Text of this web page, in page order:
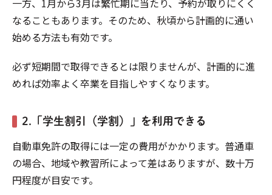
一方、1月から3月は繁忙期に当たり、予約が取りにくく
なることもあります。そのため、秋頃から計画的に通い
始める方法も有効です。
必ず短期間で取得できるとは限りませんが、計画的に進
めれば効率よく卒業を目指しやすくなります。
2.「学生割引（学割）」を利用できる
自動車免許の取得には一定の費用がかかります。普通車
の場合、地域や教習所によって差はありますが、数十万
円程度が目安です。